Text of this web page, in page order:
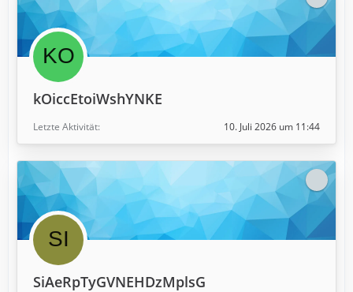
kOiccEtoiWshYNKE
Letzte Aktivität 10. Juli 2026 um 11:44
SiAeRpTyGVNEHDzMplsG